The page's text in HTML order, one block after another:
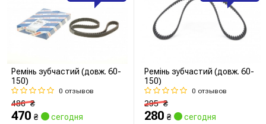
Ремінь зубчастий (довж. 60-
150)
0 отзывов
486₴
470 ₴ сегодня
Ремінь зубчастий (довж. 60-
150)
0 отзывов
295₴
280 ₴ сегодня